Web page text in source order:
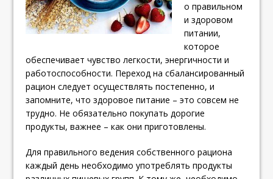
о правильном
и здоровом
питании,
которое
обеспечивает чувство легкости, энергичности и
работоспособности. Переход на сбалансированный
рацион следует осуществлять постепенно, и
запомните, что здоровое питание – это совсем не
трудно. Не обязательно покупать дорогие
продукты, важнее – как они приготовлены.
Для правильного ведения собственного рациона
каждый день необходимо употреблять продукты